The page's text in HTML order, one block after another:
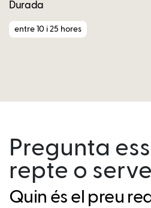
Durada
entre 10 i 25 hores
Pregunta
repte o
Quin és el preu